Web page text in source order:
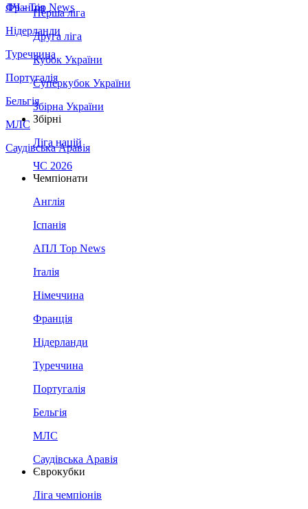
Франція
Нідерланди
Туреччина
Португалія
Бельгія
МЛС
Саудівська Аравія
ЛЧ - Top News
Перша ліга
Друга ліга
Кубок України
Суперкубок України
Збірна України
Збірні
Ліга націй
ЧС 2026
Чемпіонати
Англія
Іспанія
АПЛ Top News
Італія
Німеччина
Франція
Нідерланди
Туреччина
Португалія
Бельгія
МЛС
Саудівська Аравія
Єврокубки
Ліга чемпіонів